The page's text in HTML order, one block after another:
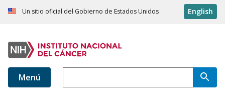
Un sitio oficial del Gobierno de Estados Unidos English
Menú